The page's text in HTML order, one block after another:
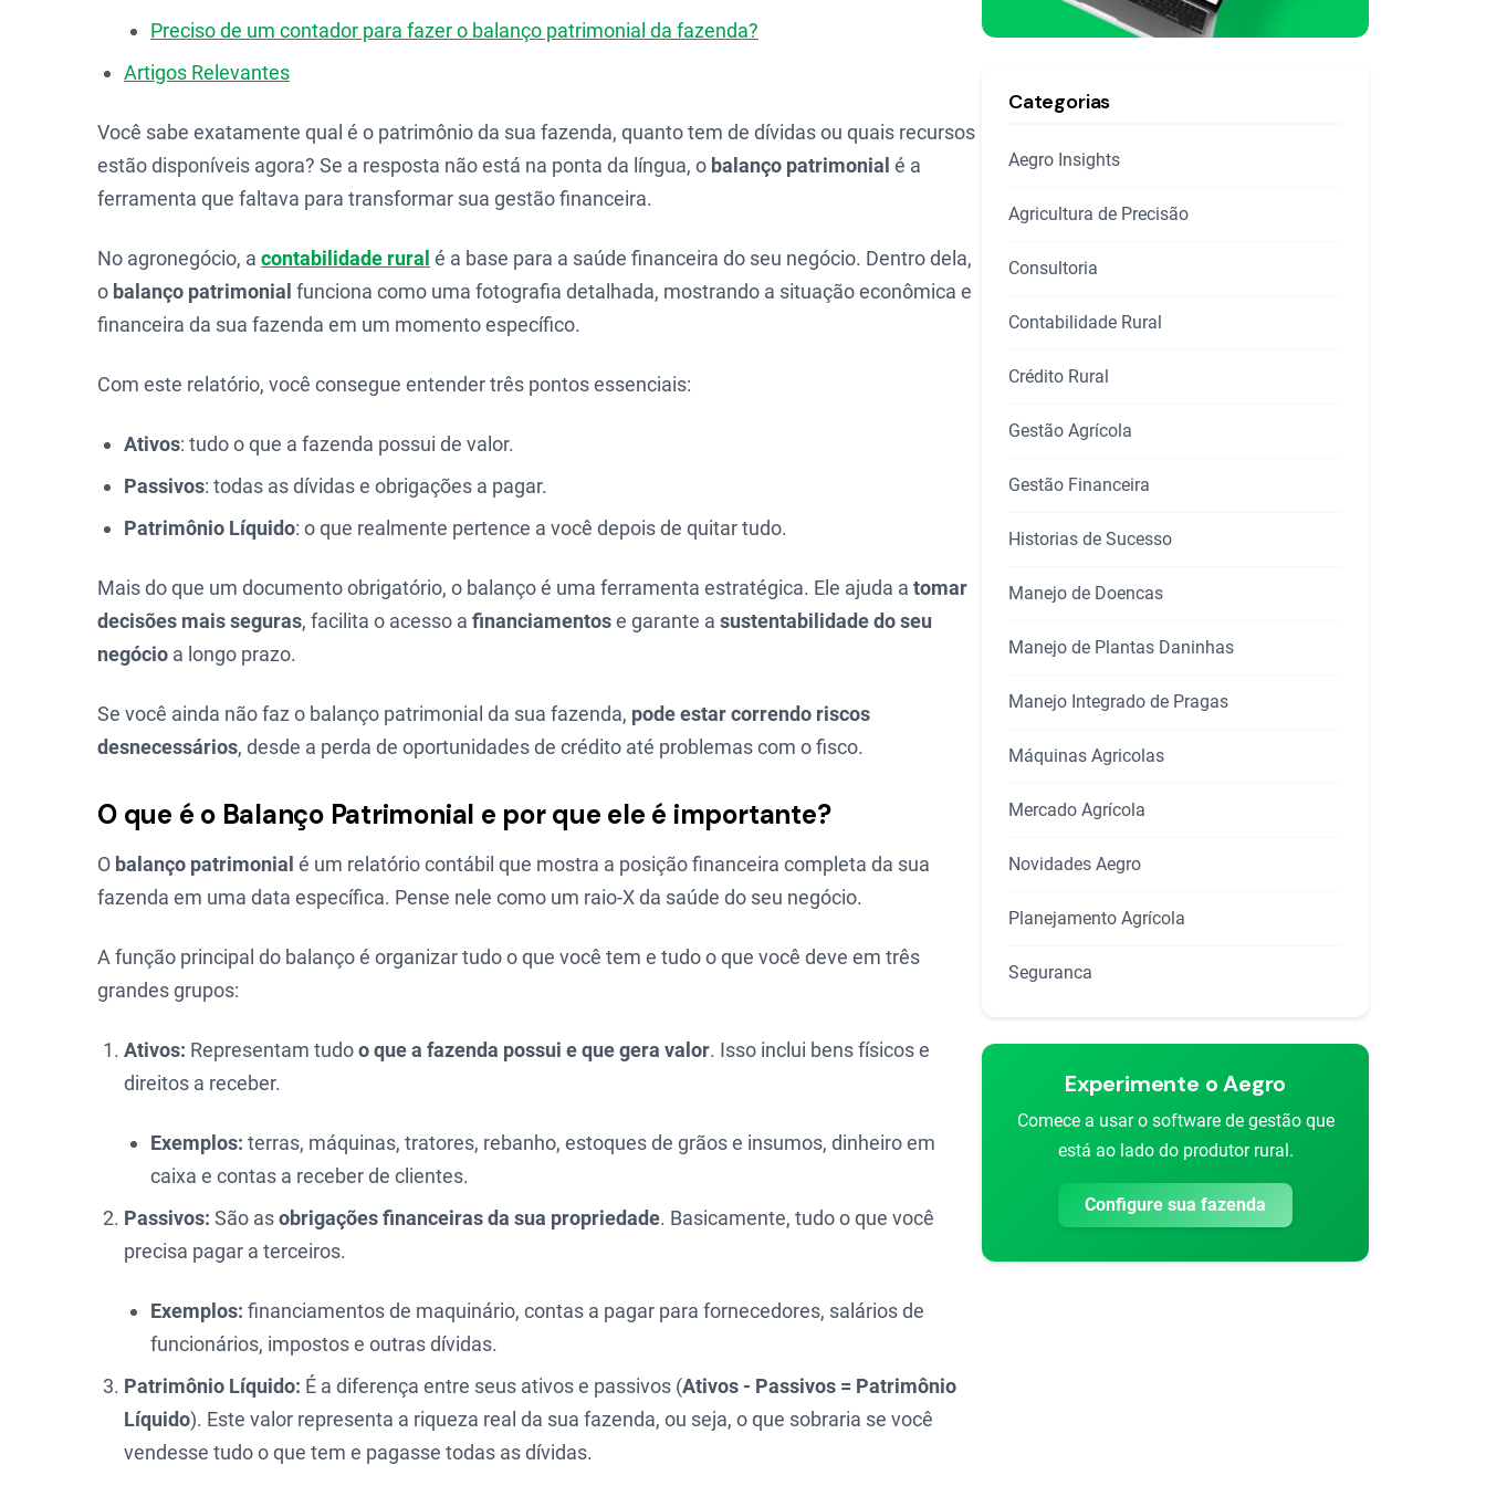
Preciso de um contador para fazer o balanço patrimonial da fazenda?
Artigos Relevantes
Você sabe exatamente qual é o patrimônio da sua fazenda, quanto tem de dívidas ou quais recursos
estão disponíveis agora? Se a resposta não está na ponta da língua, o balanço patrimonial é a
ferramenta que faltava para transformar sua gestão financeira.
No agronegócio, a contabilidade rural é a base para a saúde financeira do seu negócio. Dentro dela,
o balanço patrimonial funciona como uma fotografia detalhada, mostrando a situação econômica e
financeira da sua fazenda em um momento específico.
Com este relatório, você consegue entender três pontos essenciais:
Ativos: tudo o que a fazenda possui de valor.
Passivos: todas as dívidas e obrigações a pagar.
Patrimônio Líquido: o que realmente pertence a você depois de quitar tudo.
Mais do que um documento obrigatório, o balanço é uma ferramenta estratégica. Ele ajuda a tomar
decisões mais seguras, facilita o acesso a financiamentose garante a sustentabilidade do seu
negócio a longo prazo.
Se você ainda não faz o balanço patrimonial da sua fazenda, pode estar correndo riscos
desnecessários, desde a perda de oportunidades de crédito até problemas com o fisco.
O que é o Balanço Patrimonial e por que ele é importante?
O balanço patrimonial é um relatório contábil que mostra a posição financeira completa da sua
fazenda em uma data específica. Pense nele como um raio-X da saúde do seu negócio.
A função principal do balanço é organizar tudo o que você tem e tudo o que você deve em três
grandes grupos:
Ativos: Representam tudoo que a fazenda possui e que gera valor. Isso inclui bens físicos e
direitos a receber.
Exemplos: terras, máquinas, tratores, rebanho, estoques de grãos e insumos, dinheiro em
caixa e contas a receber de clientes.
Passivos: São asobrigações financeiras da sua propriedade. Basicamente, tudo o que você
precisa pagar a terceiros.
Exemplos: financiamentos de maquinário, contas a pagar para fornecedores, salários de
funcionários, impostos e outras dívidas.
Patrimônio Líquido: É a diferença entre seus ativos e passivos (Ativos - Passivos = Patrimônio
Líquido). Este valor representa a riqueza real da sua fazenda, ou seja, o que sobraria se você
vendesse tudo o que tem e pagasse todas as dívidas.
Categorias
Aegro Insights
Agricultura de Precisão
Consultoria
Contabilidade Rural
Crédito Rural
Gestão Agrícola
Gestão Financeira
Historias de Sucesso
Manejo de Doencas
Manejo de Plantas Daninhas
Manejo Integrado de Pragas
Máquinas Agricolas
Mercado Agrícola
Novidades Aegro
Planejamento Agrícola
Seguranca
Experimente o Aegro
Comece a usar o software de gestão que
está ao lado do produtor rural.
Configure sua fazenda